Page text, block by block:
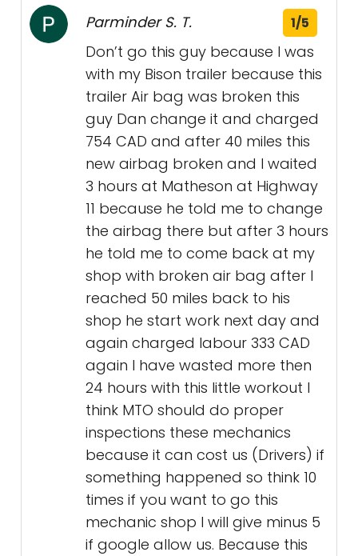
Parminder S. T. 1/5
Don’t go this guy because I was
with my Bison trailer because this
trailer Air bag was broken this
guy Dan change it and charged
754 CAD and after 40 miles this
new airbag broken and I waited
3 hours at Matheson at Highway
11 because he told me to change
the airbag there but after 3 hours
he told me to come back at my
shop with broken air bag after I
reached 50 miles back to his
shop he start work next day and
again charged labour 333 CAD
again I have wasted more then
24 hours with this little workout I
think MTO should do proper
inspections these mechanics
because it can cost us (Drivers) if
something happened so think 10
times if you want to go this
mechanic shop I will give minus 5
if google allow us. Because this